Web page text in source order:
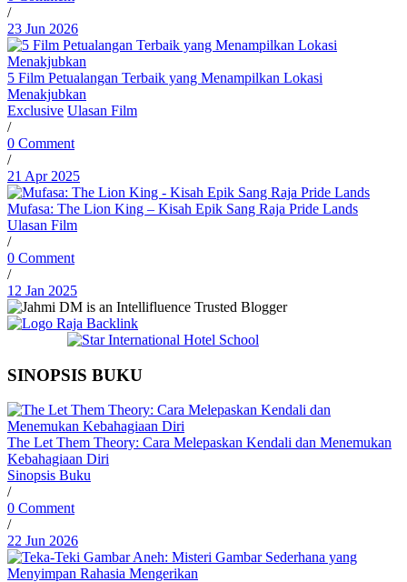
/
23 Jun 2026
5 Film Petualangan Terbaik yang Menampilkan Lokasi
Menakjubkan
Exclusive Ulasan Film
/
0 Comment
/
21 Apr 2025
Mufasa: The Lion King – Kisah Epik Sang Raja Pride Lands
Ulasan Film
/
0 Comment
/
12 Jan 2025
SINOPSIS BUKU
The Let Them Theory: Cara Melepaskan Kendali dan Menemukan
Kebahagiaan Diri
Sinopsis Buku
/
0 Comment
/
22 Jun 2026